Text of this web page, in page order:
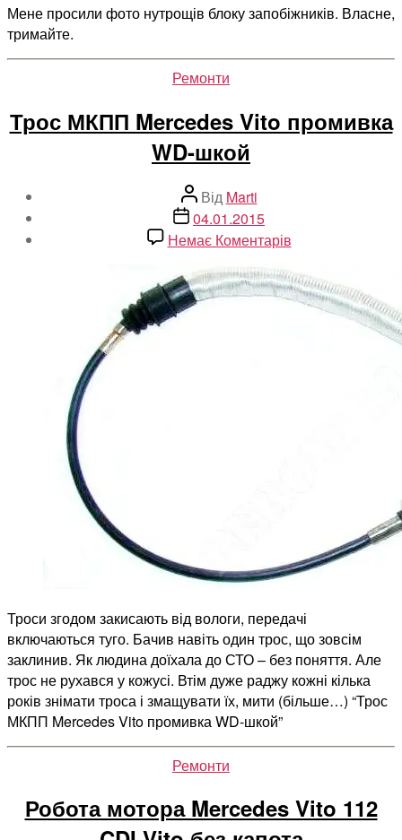
Мене просили фото нутрощів блоку запобіжників. Власне,
тримайте.
Категорії
Ремонти
Трос МКПП Mercedes Vito промивка
WD-шкой
Автор
запису
Від Marti
Дата
запису
04.01.2015
Немає Коментарівдо
МКПП
Mercedes
Троси згодом закисають від вологи, передачі
включаються туго. Бачив навіть один трос, що зовсім
заклинив. Як людина доїхала до СТО – без поняття. Але
трос не рухався у кожусі. Втім дуже раджу кожні кілька
років знімати троса і змащувати їх, мити (більше…) “Трос
МКПП Mercedes Vito промивка WD-шкой”
Категорії
Ремонти
Робота мотора Mercedes Vito 112